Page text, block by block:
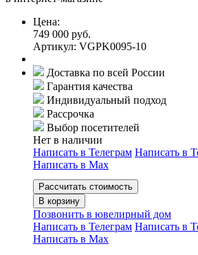
Цена:
749 000 руб.
Артикул: VGPK0095-10
Доставка по всей России
Гарантия качества
Индивидуальный подход
Рассрочка
Выбор посетителей
Нет в наличии
Написать в Телеграм Написать в
Написать в Мах
Рассчитать стоимость
В корзину
Позвонить в ювелирный дом
Написать в Телеграм Написать в
Написать в Мах